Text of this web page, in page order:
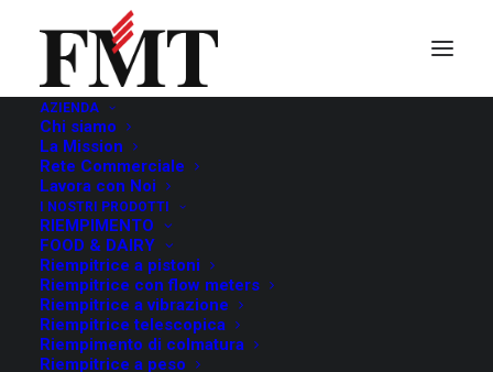
AZIENDA
Chi siamo
La Mission
Rete Commerciale
Lavora con Noi
I NOSTRI PRODOTTI
RIEMPIMENTO
FOOD & DAIRY
Riempitrice a pistoni
Riempitrice con flow meters
Riempitrice a vibrazione
Riempitrice telescopica
Riempimento di colmatura
Riempitrice a peso